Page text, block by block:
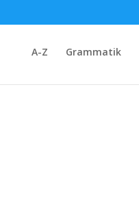
A-Z Grammatik